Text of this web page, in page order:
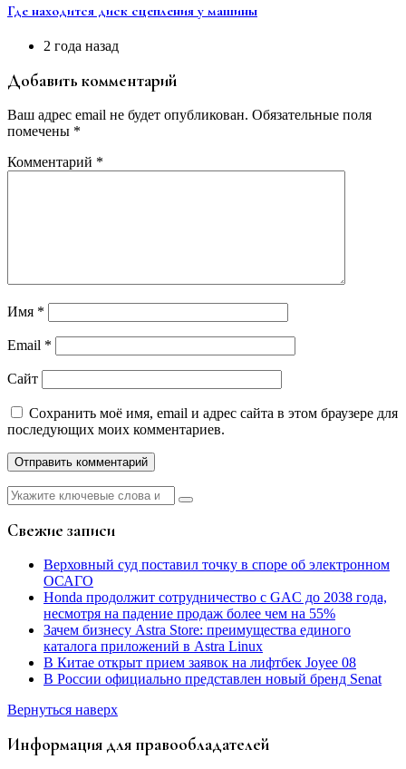
Где находится диск сцепления у машины
2 года назад
Добавить комментарий
Ваш адрес email не будет опубликован. Обязательные поля
помечены *
Комментарий *
Имя *
Email *
Сайт
Сохранить моё имя, email и адрес сайта в этом браузере для
последующих моих комментариев.
Найти:
Свежие записи
Верховный суд поставил точку в споре об электронном
ОСАГО
Honda продолжит сотрудничество с GAC до 2038 года,
несмотря на падение продаж более чем на 55%
Зачем бизнесу Astra Store: преимущества единого
каталога приложений в Astra Linux
В Китае открыт прием заявок на лифтбек Joyee 08
В России официально представлен новый бренд Senat
Вернуться наверх
Информация для правообладателей